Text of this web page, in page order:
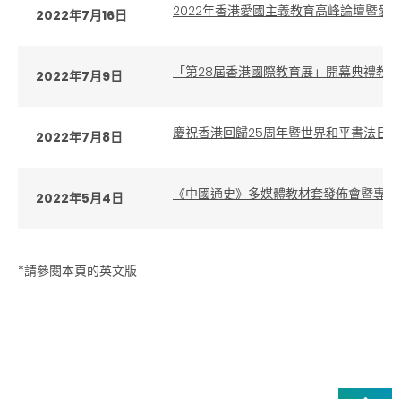
2022年7月16日 2022年香港愛國主義教育高峰論壇暨愛
2022年7月9日 「第28屆香港國際教育展」開幕典禮教
2022年7月8日 慶祝香港回歸25周年暨世界和平書法日
2022年5月4日 《中國通史》多媒體教材套發佈會暨專
*請參閱本頁的英文版